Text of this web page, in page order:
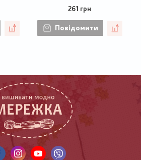
261 грн
Повідомити